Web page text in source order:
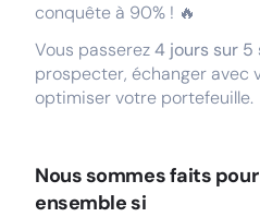
conquête à 90% ! 🔥
Vous passerez4 jours sur 5
prospecter, échanger avec
optimiser votre portefeuille.
Nous sommes faits
ensemble si